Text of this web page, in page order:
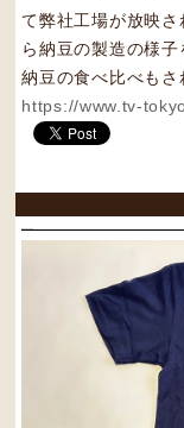
て弊社工場が放映
ら納豆の製造の様
納豆の食べ比べもさ
https://www.tv-